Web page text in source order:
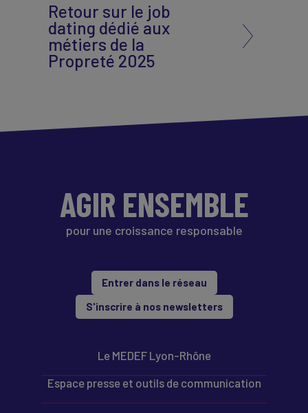
Retour sur le job
dating dédié aux
métiers de la
Propreté 2025
AGIR ENSEMBLE
pour une croissance responsable
Entrer dans le réseau
S'inscrire à nos newsletters
Le MEDEF Lyon-Rhône
Espace presse et outils de communication